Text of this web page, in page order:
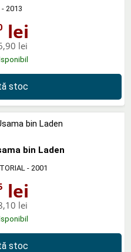
- 2013
lei
lei
stoc
bin Laden
- 2001
lei
lei
stoc